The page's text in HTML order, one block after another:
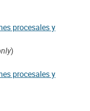
procesales y
)
procesales y